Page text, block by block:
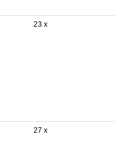
23 x
27 x